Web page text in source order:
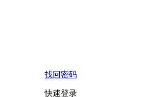
找回密码
快速登录